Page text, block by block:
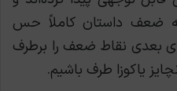
ضعف داستان کاملاً حس
بعدی نقاط ضعف را برطرف
یاکوزا طرف باشیم.